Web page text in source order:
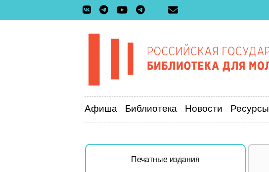
Афиша Библиотека Новости Ресурсы
Печатные издания